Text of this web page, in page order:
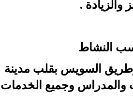
النشاط
السويس بقلب مدينة
والمدراس وجميع الخدمات